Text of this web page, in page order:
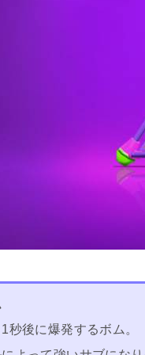
秒後に爆発するボム。